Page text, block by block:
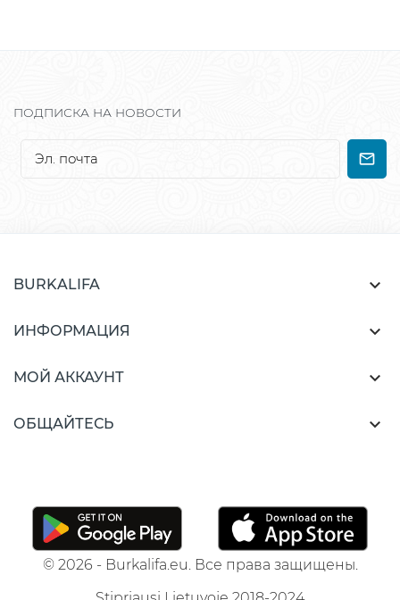
ПОДПИСКА НА НОВОСТИ
BURKALIFA 
ИНФОРМАЦИЯ 
МОЙ АККАУНТ 
ОБЩАЙТЕСЬ 
© 2026 - Burkalifa.eu. Все права защищены.